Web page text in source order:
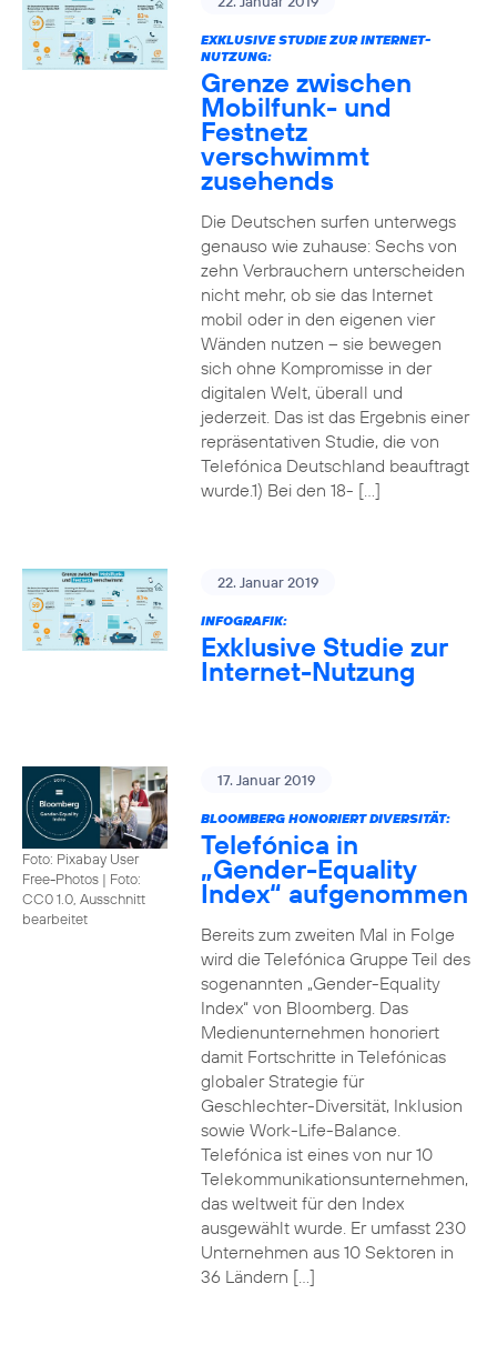
EXKLUSIVE STUDIE ZUR INTERNET-
NUTZUNG:
Grenze zwischen
Mobilfunk- und
Festnetz
verschwimmt
zusehends
Die Deutschen surfen unterwegs
genauso wie zuhause: Sechs von
zehn Verbrauchern unterscheiden
nicht mehr, ob sie das Internet
mobil oder in den eigenen vier
Wänden nutzen – sie bewegen
sich ohne Kompromisse in der
digitalen Welt, überall und
jederzeit. Das ist das Ergebnis einer
repräsentativen Studie, die von
Telefónica Deutschland beauftragt
wurde.1) Bei den 18- […]
22. Januar 2019
INFOGRAFIK:
Exklusive Studie zur
Internet-Nutzung
Foto: Pixabay User
Free-Photos | Foto:
CC0 1.0, Ausschnitt
bearbeitet
17. Januar 2019
BLOOMBERG HONORIERT DIVERSITÄT:
Telefónica in
„Gender-Equality
Index“ aufgenommen
Bereits zum zweiten Mal in Folge
wird die Telefónica Gruppe Teil des
sogenannten „Gender-Equality
Index“ von Bloomberg. Das
Medienunternehmen honoriert
damit Fortschritte in Telefónicas
globaler Strategie für
Geschlechter-Diversität, Inklusion
sowie Work-Life-Balance.
Telefónica ist eines von nur 10
Telekommunikationsunternehmen,
das weltweit für den Index
ausgewählt wurde. Er umfasst 230
Unternehmen aus 10 Sektoren in
36 Ländern […]